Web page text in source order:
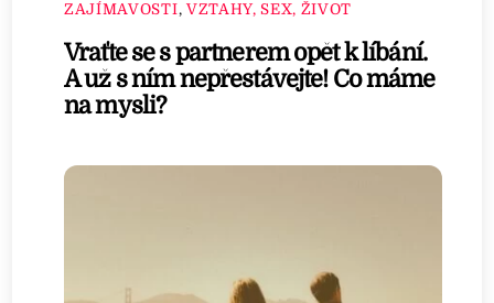
ZAJÍMAVOSTI, VZTAHY, SEX, ŽIVOT
Vraťte se s partnerem opět k líbání.
A už s ním nepřestávejte! Co máme
na mysli?